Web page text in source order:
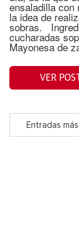
ensaladilla con
la idea de
sobras.
cucharadas
Mayonesa de
VER
Entradas